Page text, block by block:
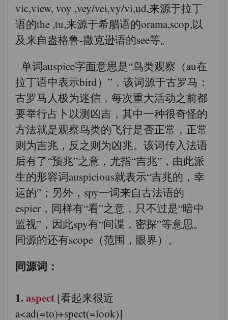
vic,view, voy ,vey/vei,vy/vi,ud,来源于拉丁
语的the ,tu,来源于希腊语的orama,scop,以
及来自盎格鲁-撒克逊语的see等。
单词auspice字面意思是“鸟类观察（au在
拉丁语中表示bird）”，该词源于古罗马：
古罗马人极为迷信，每次重大活动之前都
要举行占卜以测凶吉，其中一种很奇怪的
方法就是观察鸟类的飞行是否正常，正常
则为吉兆，反之则为凶兆。该词传入法语
后有了“预兆”之意，尤指“吉兆”，由此派
生的形容词auspicious就表示“吉兆的，幸
运的”；另外，spy一词来自古法语的
espier，同样有“看”之意，只不过是“暗中
监视”，因此spy有“间谍，密探”等意思。
同源的还有scope（范围，眼界）。
同源词：
1.aspect [看起来很近
a<ad(=to)+spect(=look)]